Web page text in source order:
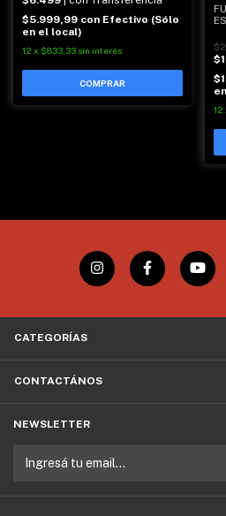
$5.999,99 con Efectivo (Sólo
en el local)
12 x $833,33 sin interés
12
CATEGORÍAS
CONTACTÁNOS
NEWSLETTER